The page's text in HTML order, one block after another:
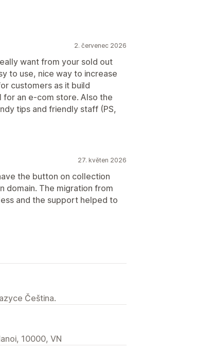
2. červenec 2026
want from your sold out
to use, nice way to increase
customers as it build
an e-com store. Also the
tips and friendly staff (PS,
27. květen 2026
the button on collection
domain. The migration from
and the support helped to
Čeština.
10000, VN